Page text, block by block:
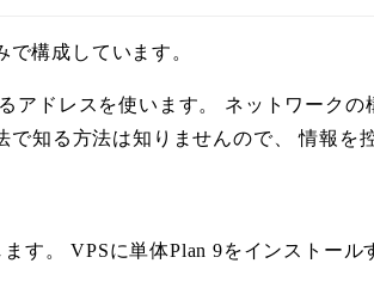
構成しています。
ドレスを使います。 ネットワークの
知る方法は知りませんので、 情報を
す。 VPSに単体Plan 9をインストール